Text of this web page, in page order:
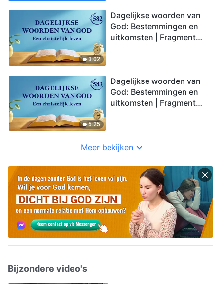
3:02
Dagelijkse woorden van
God: Bestemmingen en
uitkomsten | Fragment
5:25
Dagelijkse woorden van
God: Bestemmingen en
uitkomsten | Fragment
Meer bekijken
Bijzondere video's